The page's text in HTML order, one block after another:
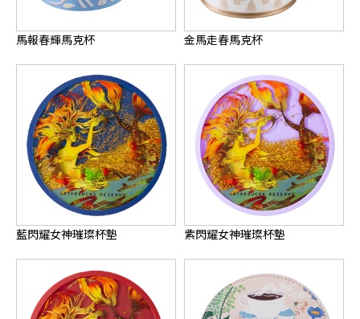
馬報春輝馬克杯 金馬走春馬克杯
藍閃耀女神璀璨杯墊 紫閃耀女神璀璨杯墊